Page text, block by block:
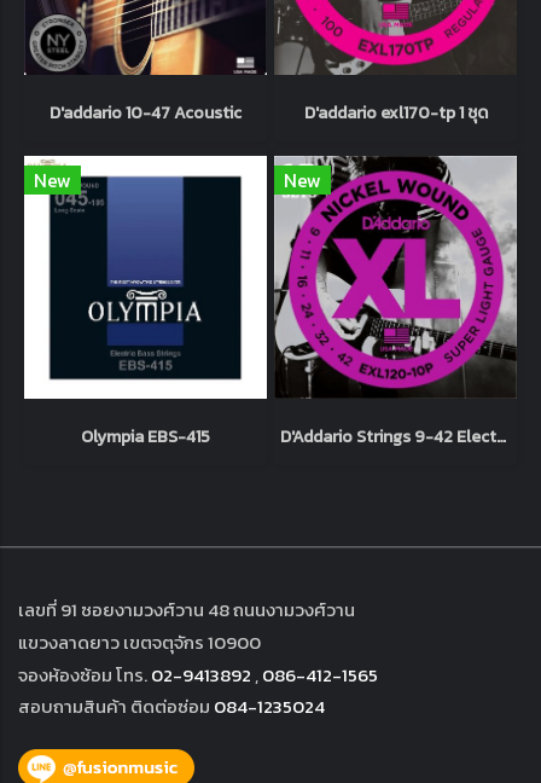
D'addario 10-47 Acoustic D'addario exl170-tp 1 ชุด
New
Olympia EBS-415
New
D'Addario Strings 9-42 Electric
เลขที่ 91 ซอยงามวงศ์วาน 48 ถนนงามวงศ์วาน
แขวงลาดยาว เขตจตุจักร 10900
จองห้องซ้อม โทร.02-9413892 ,086-412-1565
สอบถามสินค้า ติดต่อซ่อม 084-1235024